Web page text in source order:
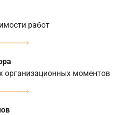
работ
организационных моментов